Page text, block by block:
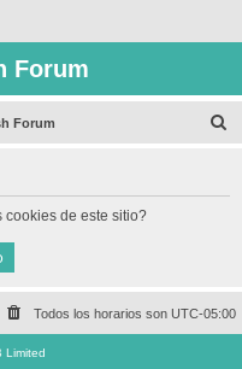
Forum
Forum
cookies de este sitio?
Todos los horarios son UTC-05:00
Limited